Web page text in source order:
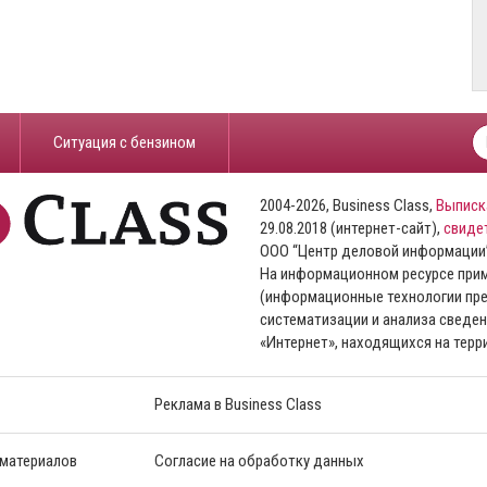
​Ситуация с бензином
2004-2026, Business Class,
29.08.2018 (интернет-сайт),
ООО “Центр деловой
На информационном ресурсе
(информационные технологии
систематизации и анализа
«Интернет», находящихся на
Реклама в Business Class
Согласие на обработку данных